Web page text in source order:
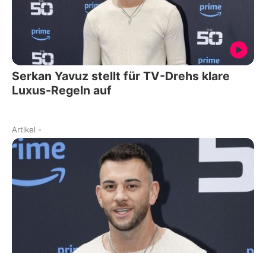
Serkan Yavuz stellt für TV-Drehs klare
Luxus-Regeln auf
Artikel -